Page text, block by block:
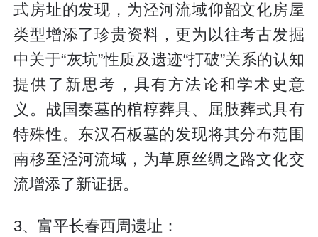
式房址的发现，为泾河流域仰韶文化房屋
类型增添了珍贵资料，更为以往考古发掘
中关于“灰坑”性质及遗迹“打破”关系的认知
提供了新思考，具有方法论和学术史意
义。战国秦墓的棺椁葬具、屈肢葬式具有
特殊性。东汉石板墓的发现将其分布范围
南移至泾河流域，为草原丝绸之路文化交
流增添了新证据。
3、富平长春西周遗址：